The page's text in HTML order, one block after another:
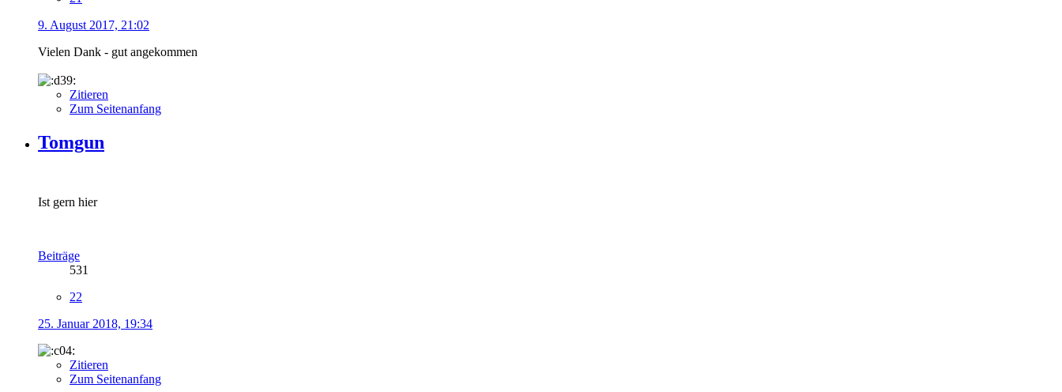
9. August 2017, 21:02
Vielen Dank - gut angekommen
Zitieren
Zum Seitenanfang
Tomgun
Ist gern hier
Beiträge
531
22
25. Januar 2018, 19:34
Zitieren
Zum Seitenanfang